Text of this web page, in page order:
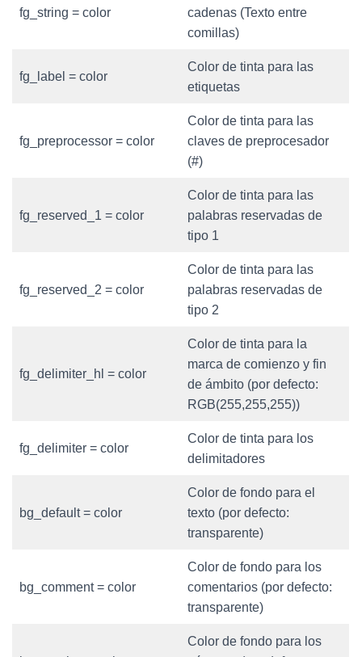
fg_string = color
cadenas (Texto entre
comillas)
fg_label = color
Color de tinta para las
etiquetas
fg_preprocessor = color
Color de tinta para las
claves de preprocesador
(#)
fg_reserved_1 = color
Color de tinta para las
palabras reservadas de
tipo 1
fg_reserved_2 = color
Color de tinta para las
palabras reservadas de
tipo 2
fg_delimiter_hl = color
Color de tinta para la
marca de comienzo y fin
de ámbito (por defecto:
RGB(255,255,255))
fg_delimiter = color
Color de tinta para los
delimitadores
bg_default = color
Color de fondo para el
texto (por defecto:
transparente)
bg_comment = color
Color de fondo para los
comentarios (por defecto:
transparente)
Color de fondo para los